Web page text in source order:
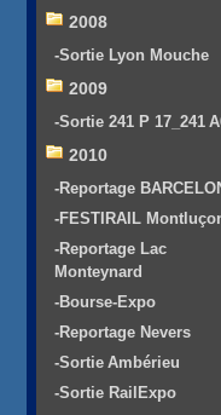
2008
-Sortie Lyon Mouche
2009
-Sortie 241 P 17_241
2010
-Reportage
-FESTIRAIL
-Reportage Lac
Monteynard
-Bourse-Expo
-Reportage Nevers
-Sortie Ambérieu
-Sortie RailExpo